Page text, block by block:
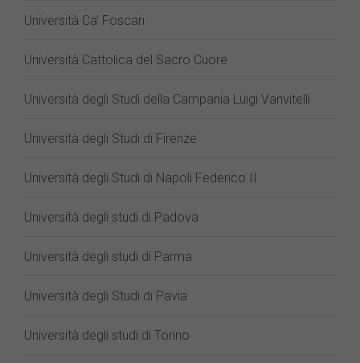
Università Ca’ Foscari
Università Cattolica del Sacro Cuore
Università degli Studi della Campania Luigi Vanvitelli
Università degli Studi di Firenze
Università degli Studi di Napoli Federico II
Università degli studi di Padova
Università degli studi di Parma
Università degli Studi di Pavia
Università degli studi di Torino